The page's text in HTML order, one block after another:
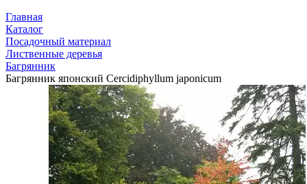
Главная
Каталог
Посадочный материал
Лиственные деревья
Багрянник
Багрянник японский Cercidiphyllum japonicum